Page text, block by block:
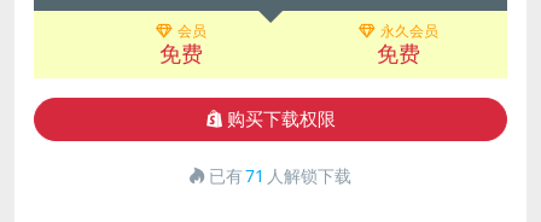
会员
免费
永久会员
免费
购买下载权限
已有71 人解锁下载